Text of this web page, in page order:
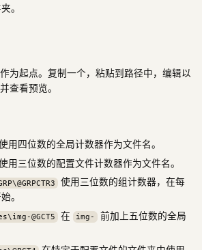
。
为起点。复制一个，粘贴到路径中，编辑以
查看预览。
用四位数的全局计数器作为文件名。
用三位数的配置文件计数器作为文件名。
使用三位数的组计数器，在每
。
@GCT5 在 img- 前加上五位数的全局